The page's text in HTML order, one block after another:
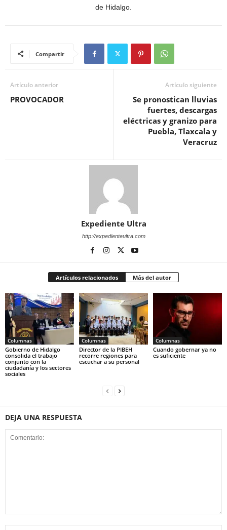
de Hidalgo.
Compartir
Artículo anterior
PROVOCADOR
Artículo siguiente
Se pronostican lluvias
fuertes, descargas
eléctricas y granizo para
Puebla, Tlaxcala y
Veracruz
Expediente Ultra
http://expedienteultra.com
Artículos relacionados Más del autor
Columnas
Gobierno de Hidalgo
consolida el trabajo
conjunto con la
ciudadanía y los sectores
sociales
Columnas
Director de la PIBEH
recorre regiones para
escuchar a su personal
Columnas
Cuando gobernar ya no
es suficiente
DEJA UNA RESPUESTA